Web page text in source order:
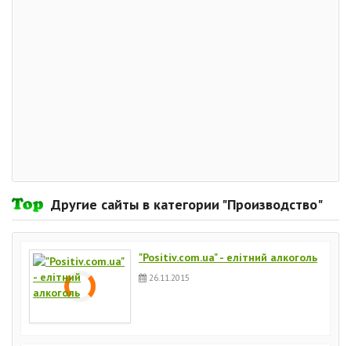
Другие сайты в категории "Производство"
"Positiv.com.ua" - елітний алкоголь
26.11.2015